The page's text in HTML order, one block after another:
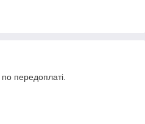
передоплаті.